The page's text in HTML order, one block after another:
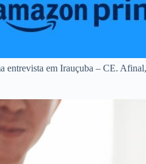
em Irauçuba – CE.